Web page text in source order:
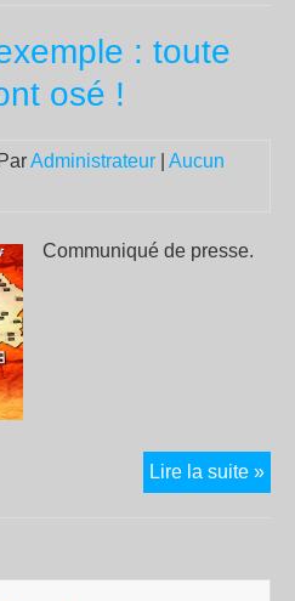
: toute
osé !
Administrateur
Aucun
Communiqué de presse.
Lire la suite »